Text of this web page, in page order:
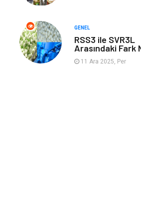
GENEL
RSS3 ile SVR3L
Arasındaki Fark
11 Ara 2025, Per